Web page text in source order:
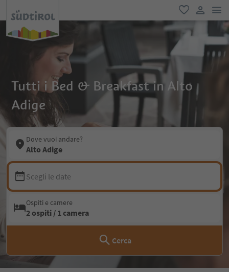
favoriti
user link
Tutti i Bed & Breakfast in Alto
Adige
Dove vuoi andare?
Alto Adige
Scegli le date
Ospiti e camere
2 ospiti / 1 camera
Cerca